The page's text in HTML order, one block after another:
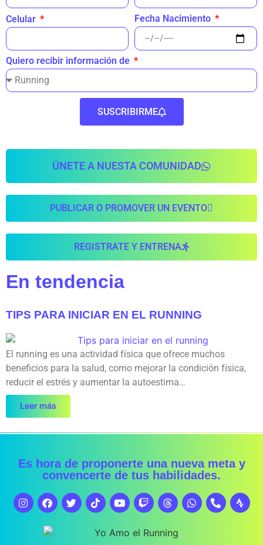
Celular Fecha Nacimiento
Quiero recibir información de
SUSCRIBIRME
ÚNETE A NUESTA COMUNIDAD
PUBLICAR O PROMOVER UN EVENTO
REGISTRATE Y ENTRENA
En tendencia
TIPS PARA INICIAR EN EL RUNNING
El running es una actividad física que ofrece muchos
beneficios para la salud, como mejorar la condición física,
reducir el estrés y aumentar la autoestima…
Leer más
Es hora de proponerte una nueva meta y
convencerte de tus habilidades.